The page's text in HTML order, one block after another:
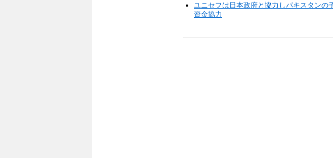
ユニセフは日本政府と協力しパキスタン
資金協力